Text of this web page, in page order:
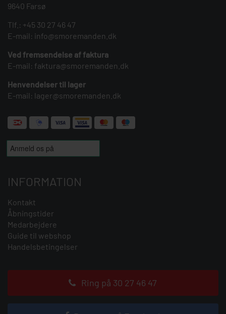
9640 Farsø
Tlf.: +45 30 27 46 47
E-mail: info@smoremanden.dk
Ved fremsendelse af faktura
E-mail: faktura@smoremanden.dk
Henvendelser til lager
E-mail: lager@smoremanden.dk
INFORMATION
Kontakt
Åbningstider
Medarbejdere
Guide til webshop
Handelsbetingelser
Ring på 30 27 46 47